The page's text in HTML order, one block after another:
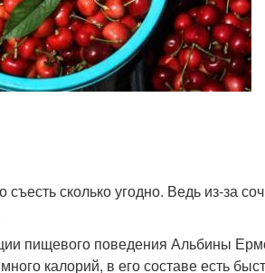
сколько угодно. Ведь из-за
пищевого поведения Альбины
калорий, в его составе есть